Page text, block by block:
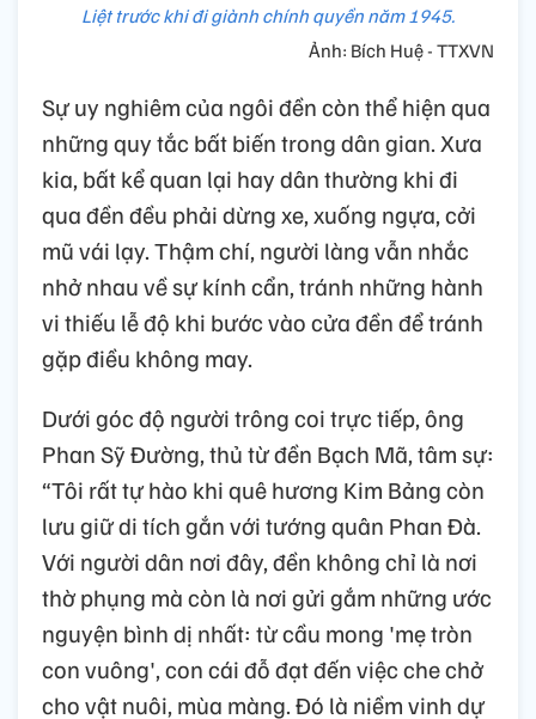
Liệt trước khi đi giành chính quyền năm 1945.
Ảnh: Bích Huệ - TTXVN
Sự uy nghiêm của ngôi đền còn thể hiện qua
những quy tắc bất biến trong dân gian. Xưa
kia, bất kể quan lại hay dân thường khi đi
qua đền đều phải dừng xe, xuống ngựa, cởi
mũ vái lạy. Thậm chí, người làng vẫn nhắc
nhở nhau về sự kính cẩn, tránh những hành
vi thiếu lễ độ khi bước vào cửa đền để tránh
gặp điều không may.
Dưới góc độ người trông coi trực tiếp, ông
Phan Sỹ Đường, thủ từ đền Bạch Mã, tâm sự:
“Tôi rất tự hào khi quê hương Kim Bảng còn
lưu giữ di tích gắn với tướng quân Phan Đà.
Với người dân nơi đây, đền không chỉ là nơi
thờ phụng mà còn là nơi gửi gắm những ước
nguyện bình dị nhất: từ cầu mong 'mẹ tròn
con vuông', con cái đỗ đạt đến việc che chở
cho vật nuôi, mùa màng. Đó là niềm vinh dự